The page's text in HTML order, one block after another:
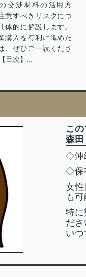
交渉材料の活用方
意すべきリスクにつ
体的に解説します。
購入を有利に進めた
、ぜひご一読くださ
目次】...
こ
森田
◇沖
◇保
女性
も
特に
ださ
いつ